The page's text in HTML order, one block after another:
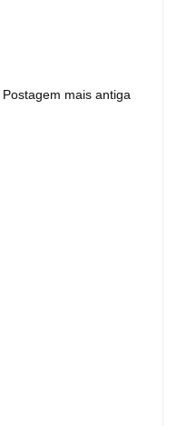
Postagem mais antiga